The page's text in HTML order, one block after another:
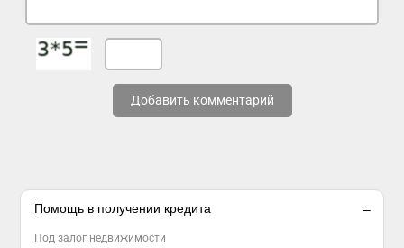
Добавить комментарий
Помощь в получении кредита
Под залог недвижимости